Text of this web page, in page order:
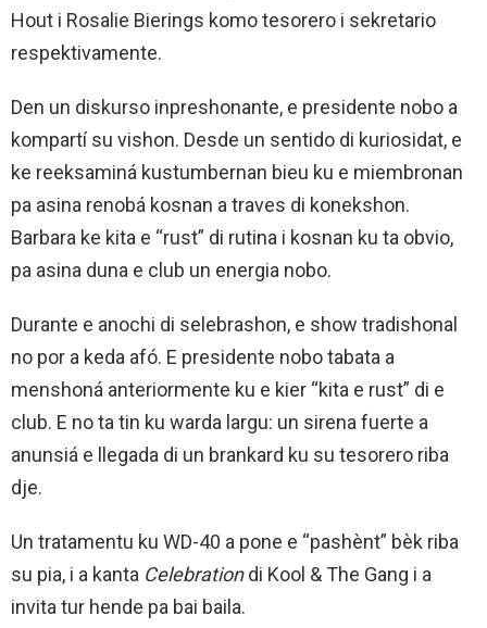
Hout i Rosalie Bierings komo tesorero i sekretario
respektivamente.
Den un diskurso inpreshonante, e presidente nobo a
kompartí su vishon. Desde un sentido di kuriosidat, e
ke reeksaminá kustumbernan bieu ku e miembronan
pa asina renobá kosnan a traves di konekshon.
Barbara ke kita e “rust” di rutina i kosnan ku ta obvio,
pa asina duna e club un energia nobo.
Durante e anochi di selebrashon, e show tradishonal
no por a keda afó. E presidente nobo tabata a
menshoná anteriormente ku e kier “kita e rust” di e
club. E no ta tin ku warda largu: un sirena fuerte a
anunsiá e llegada di un brankard ku su tesorero riba
dje.
Un tratamentu ku WD-40 a pone e “pashènt” bèk riba
su pia, i a kanta Celebrationdi Kool & The Gang i a
invita tur hende pa bai baila.